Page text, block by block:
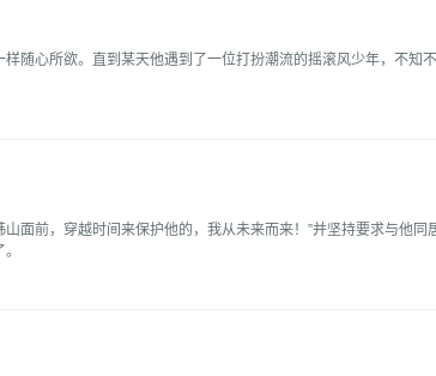
随心所欲。直到某天他遇到了一位打扮潮流的摇滚风少年，不知
面前，穿越时间来保护他的，我从未来而来！”并坚持要求与他